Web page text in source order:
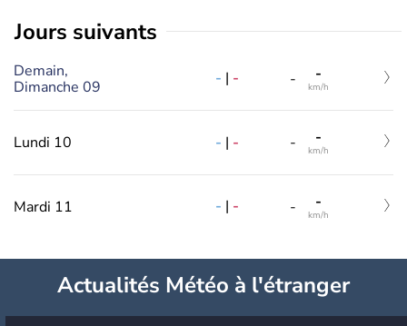
jours suivants
Demain,
Dimanche 09
- | - - -
km/h
Lundi 10 - | - - -
km/h
Mardi 11 - | - - -
km/h
Actualités Météo à l'étranger